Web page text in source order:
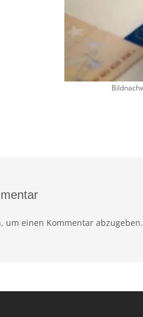
um einen Kommentar abzugeben.